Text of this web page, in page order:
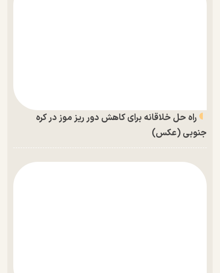
راه حل خلاقانه برای کاهش دور ریز موز در کره
جنوبی (عکس)